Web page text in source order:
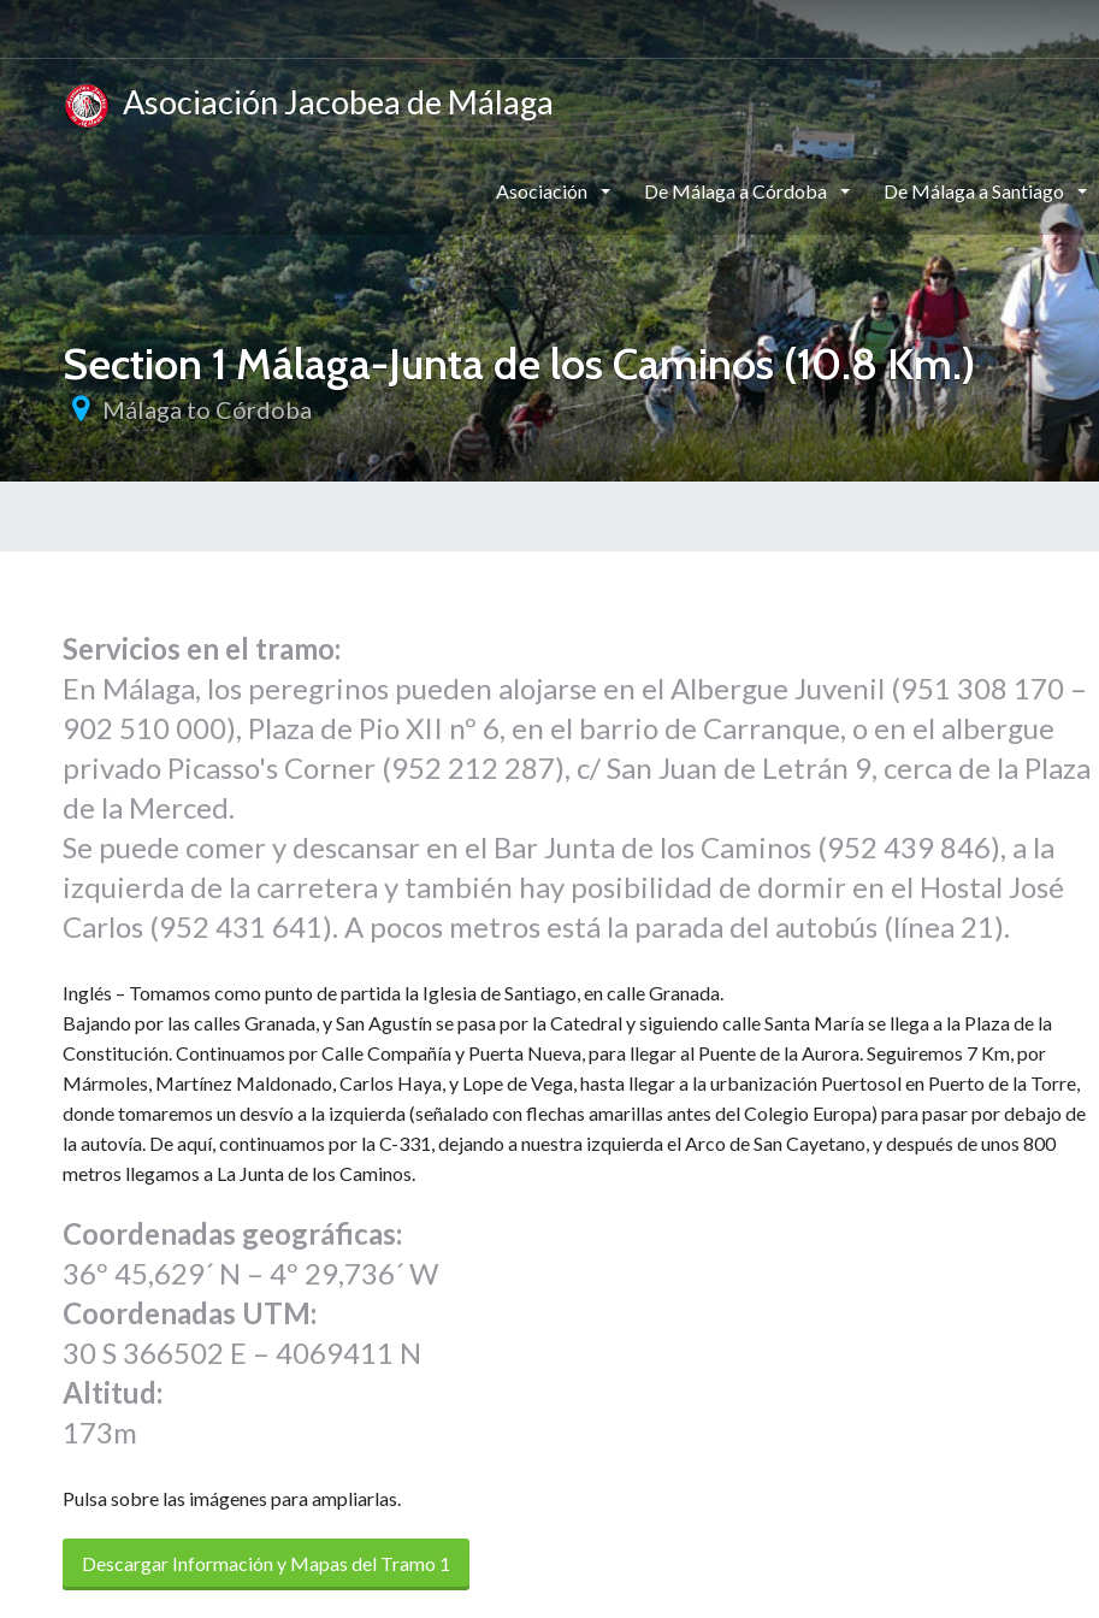
Asociación Jacobea de Málaga
Asociación De Málaga a Córdoba De Málaga a Santiago
Section 1 Málaga-Junta de los Caminos (10.8 Km.)
Málaga to Córdoba
Servicios en el tramo:
En Málaga, los peregrinos pueden alojarse en el Albergue Juvenil (951 308 170 –
902 510 000), Plaza de Pio XII nº 6, en el barrio de Carranque, o en el albergue
privado Picasso's Corner (952 212 287), c/ San Juan de Letrán 9, cerca de la Plaza
de la Merced.
Se puede comer y descansar en el Bar Junta de los Caminos (952 439 846), a la
izquierda de la carretera y también hay posibilidad de dormir en el Hostal José
Carlos (952 431 641). A pocos metros está la parada del autobús (línea 21).
Inglés – Tomamos como punto de partida la Iglesia de Santiago, en calle Granada.
Bajando por las calles Granada, y San Agustín se pasa por la Catedral y siguiendo calle Santa María se llega a la Plaza de la
Constitución. Continuamos por Calle Compañía y Puerta Nueva, para llegar al Puente de la Aurora. Seguiremos 7 Km, por
Mármoles, Martínez Maldonado, Carlos Haya, y Lope de Vega, hasta llegar a la urbanización Puertosol en Puerto de la Torre,
donde tomaremos un desvío a la izquierda (señalado con flechas amarillas antes del Colegio Europa) para pasar por debajo de
la autovía. De aquí, continuamos por la C-331, dejando a nuestra izquierda el Arco de San Cayetano, y después de unos 800
metros llegamos a La Junta de los Caminos.
Coordenadas geográficas:
36º 45,629´ N – 4º 29,736´ W
Coordenadas UTM:
30 S 366502 E – 4069411 N
Altitud:
173m
Pulsa sobre las imágenes para ampliarlas.
Descargar Información y Mapas del Tramo 1